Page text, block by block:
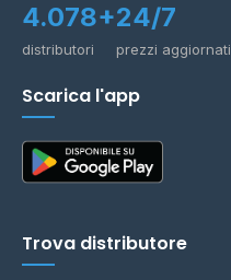
4.078+
distributori
24/7
prezzi aggiornati
Scarica l'app
Trova distributore